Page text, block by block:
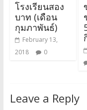
โรงเรียนสอง
บาท (เดือน
กุมภาพันธ์)
February 13,
2018
0
Leave a Reply